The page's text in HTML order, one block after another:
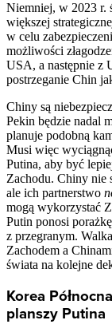
Niemniej, w 2023 r.
większej
w celu
możliwości
USA, a następnie z
postrzeganie Chin
Chiny są
Pekin będzie nadal
planuje podobną
Musi więc
Putina, aby być
Zachodu. Chiny nie
ale ich partnerstwo
mogą wykorzystać
Putin ponosi
z przegranym.
Zachodem a
świata na kolejne
Korea
planszy Putina